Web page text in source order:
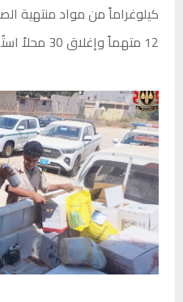
كيلوغراماً من مواد منتهية
12 متهماً وإغلاق 30 محلاً استُخدمت في النشاط المخالف.